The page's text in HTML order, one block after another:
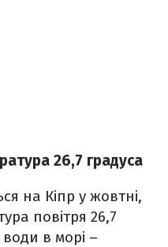
26,7 градуса
на Кіпр у жовтні,
повітря 26,7
в морі –